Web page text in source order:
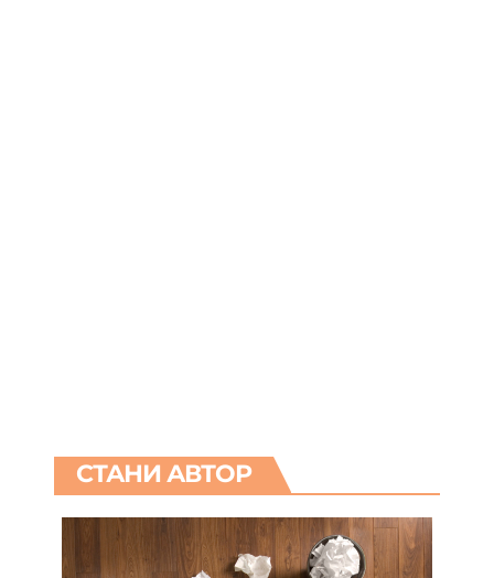
СТАНИ АВТОР